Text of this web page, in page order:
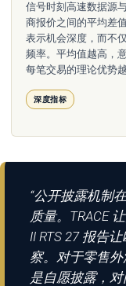
信号时刻高速数据源
商报价之间的平均差
表示机会深度，而不
频率。平均值越高，
每笔交易的理论优势越
深度指标
“公开披露机制
质量。TRACE
II RTS 27 报告
察。对于零售
是自愿披露，